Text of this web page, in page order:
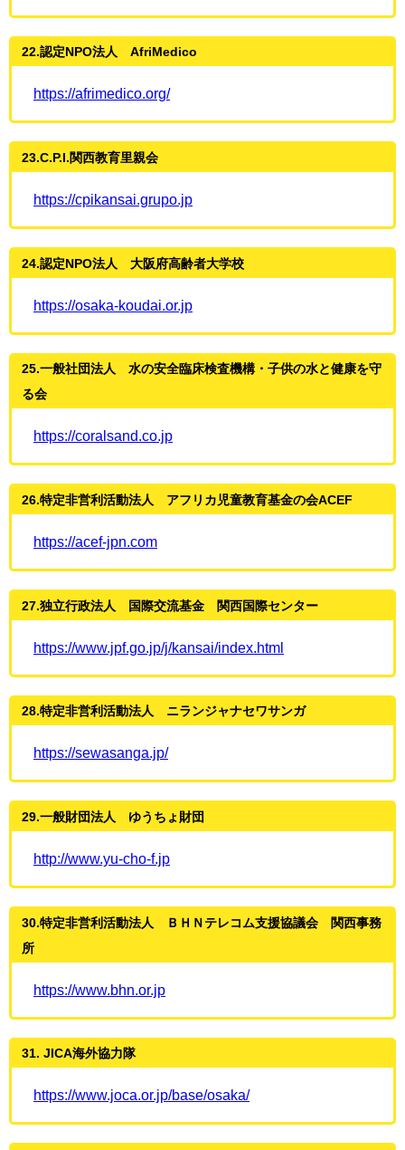
22.認定NPO法人 AfriMedico
https://afrimedico.org/
23.C.P.I.関西教育里親会
https://cpikansai.grupo.jp
24.認定NPO法人 大阪府高齢者大学校
https://osaka-koudai.or.jp
25.一般社団法人 水の安全臨床検査機構・子供の水と健康を守
る会
https://coralsand.co.jp
26.特定非営利活動法人 アフリカ児童教育基金の会ACEF
https://acef-jpn.com
27.独立行政法人 国際交流基金 関西国際センター
https://www.jpf.go.jp/j/kansai/index.html
28.特定非営利活動法人 ニランジャナセワサンガ
https://sewasanga.jp/
29.一般財団法人 ゆうちょ財団
http://www.yu-cho-f.jp
30.特定非営利活動法人 ＢＨＮテレコム支援協議会 関西事務
所
https://www.bhn.or.jp
31. JICA海外協力隊
https://www.joca.or.jp/base/osaka/